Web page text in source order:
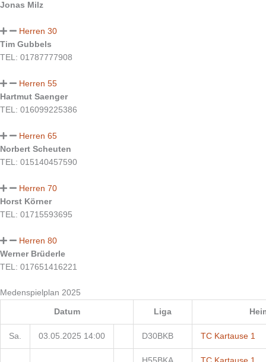
Jonas Milz
Herren 30
Tim Gubbels
TEL: 01787777908
Herren 55
Hartmut Saenger
TEL: 016099225386
Herren 65
Norbert Scheuten
TEL: 015140457590
Herren 70
Horst Körner
TEL: 01715593695
Herren 80
Werner Brüderle
TEL: 017651416221
Medenspielplan 2025
Datum Liga
Sa. 03.05.2025 14:00 D30BKB TC Kartause 1